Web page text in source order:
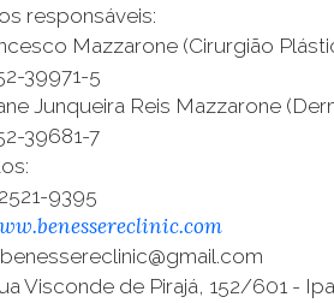
responsáveis:
Mazzarone (Cirurgião
39971-5
Junqueira Reis Mazzarone
39681-7
9395
Visconde de Pirajá, 152/601 -